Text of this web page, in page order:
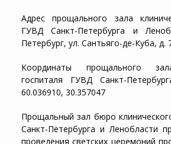
Адрес прощального зала
ГУВД Санкт-Петербурга и
Петербург, ул. Сантьяго-де-Куба, д.
Координаты прощального
госпиталя ГУВД Санкт-
60.036910, 30.357047
Прощальный зал бюро
Санкт-Петербурга и Ленобласти
проведения светских церемоний